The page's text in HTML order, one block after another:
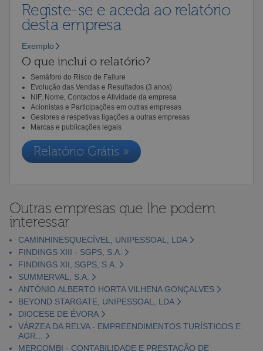
Registe-se e aceda ao relatório
desta empresa
Exemplo
O que inclui o relatório?
Semáforo do Risco de Failure
Evolução das Vendas e Resultados (3 anos)
NIF, Nome, Contactos e Atividade da empresa
Acionistas e Participações em outras empresas
Gestores e respetivas ligações a outras empresas
Marcas e publicações legais
Relatório Grátis »
Outras empresas que lhe podem
interessar
CAMINHINESQUECÍVEL, UNIPESSOAL, LDA
FINDINGS XIII - SGPS, S.A.
FINDINGS XII, SGPS, S.A.
SUMMERVAL, S.A.
ANTÓNIO ALBERTO HORTA VILHENA GONÇALVES
BEYOND STARGATE, UNIPESSOAL, LDA
DIOCESE DE ÉVORA
VÁRZEA DA RELVA - EMPREENDIMENTOS TURÍSTICOS E
AGR...
MERCOMBI - CONTABILIDADE E PRESTAÇÃO DE